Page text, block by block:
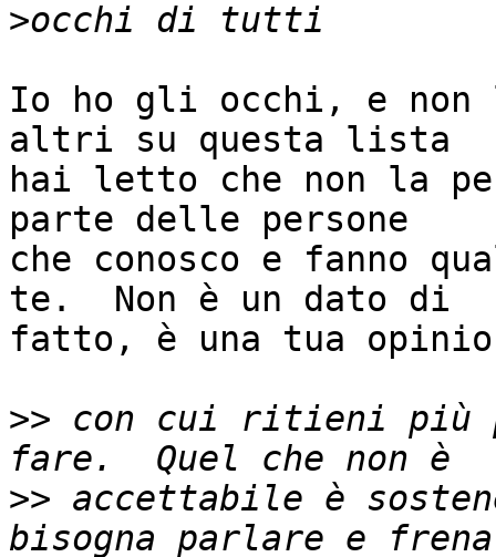
>
Io ho gli occhi, e non
altri su questa lista
hai letto che non la
parte delle persone
che conosco e fanno
te.  Non è un dato di
fatto, è una tua
>> con cui ritieni più
>> accettabile è